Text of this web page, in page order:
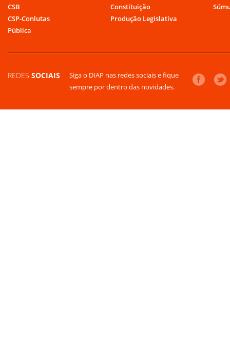
CSB
CSP-Conlutas
Pública
Constituição
Produção Legislativa
REDES SOCIAIS
Siga o DIAP nas redes sociais e fique
sempre por dentro das novidades.